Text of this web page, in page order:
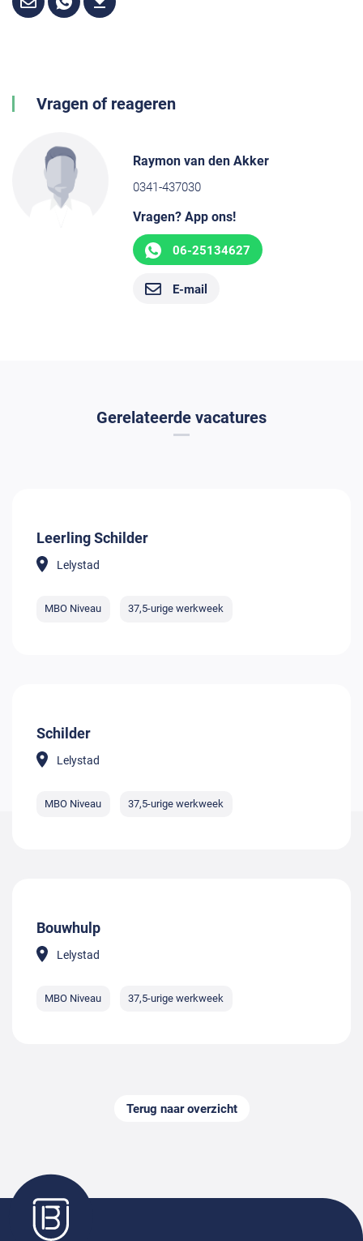
Vragen of reageren
Raymon van den Akker
0341-437030
Vragen? App ons!
06-25134627
E-mail
Gerelateerde vacatures
Leerling Schilder
Lelystad
MBO Niveau 37,5-urige werkweek
Schilder
Lelystad
MBO Niveau 37,5-urige werkweek
Bouwhulp
Lelystad
MBO Niveau 37,5-urige werkweek
Terug naar overzicht